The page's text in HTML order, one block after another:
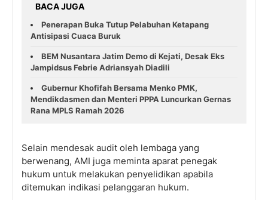
BACA JUGA
Penerapan Buka Tutup Pelabuhan Ketapang
Antisipasi Cuaca Buruk
BEM Nusantara Jatim Demo di Kejati, Desak Eks
Jampidsus Febrie Adriansyah Diadili
Gubernur Khofifah Bersama Menko PMK,
Mendikdasmen dan Menteri PPPA Luncurkan Gernas
Rana MPLS Ramah 2026
Selain mendesak audit oleh lembaga yang
berwenang, AMI juga meminta aparat penegak
hukum untuk melakukan penyelidikan apabila
ditemukan indikasi pelanggaran hukum.